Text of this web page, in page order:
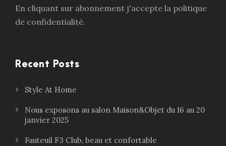
En cliquant sur abonnement j'accepte la politique
de confidentialité.
Recent Posts
Style At Home
Nous exposons au salon Maison&Objet du 16 au 20
janvier 2025
Fauteuil F3 Club, beau et confortable